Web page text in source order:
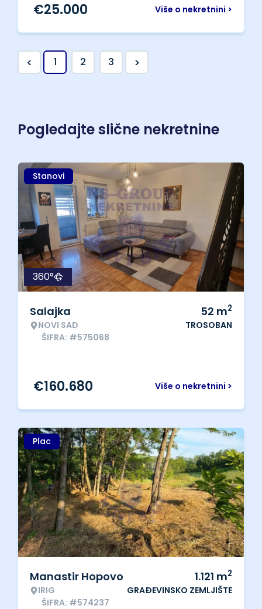
Više o nekretnini >
€25.000
< 1 2 3 >
Pogledajte slične nekretnine
Stanovi
360°
Salajka
NOVI SAD
ŠIFRA: #575068
52 m2
TROSOBAN
Više o nekretnini >
€160.680
Plac
Manastir Hopovo
IRIG
ŠIFRA: #574237
1.121 m2
GRAĐEVINSKO ZEMLJIŠTE